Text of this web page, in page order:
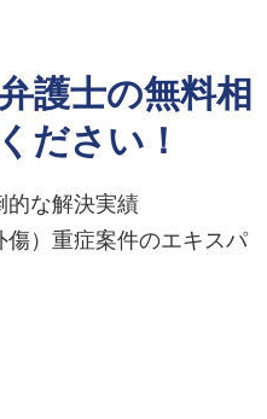
護士の無料相
ださい！
的な解決実績
）重症案件のエキスパ